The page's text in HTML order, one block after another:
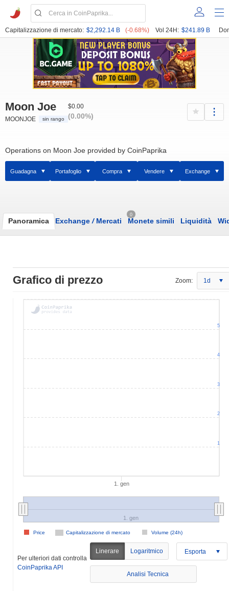
Capitalizzazione di mercato: $2,292.14 B (-0.68%) Vol 24H: $241.89 B
Moon Joe
MOONJOE sin rango
$0.00
(0.00%)
Operations on Moon Joe provided by CoinPaprika
Guadagna Portafoglio Compra Vendere Exchange
Panoramica Exchange /Mercati
0
Monete simili Liquidità
Grafico di prezzo Zoom: 1d
1. gen
Capitalizzazione di mercato Volume (24h)
Price
1. gen
1
2
3
4
5
Per ulteriori dati controlla
CoinPaprika API
Linerare Logaritmico Esporta
Analisi Tecnica